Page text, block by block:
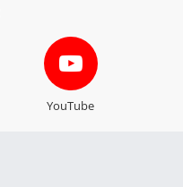
YouTube